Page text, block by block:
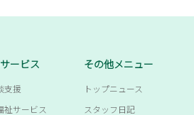
ービス
支援
祉サービス
その他メニュー
トップニュース
スタッフ日記